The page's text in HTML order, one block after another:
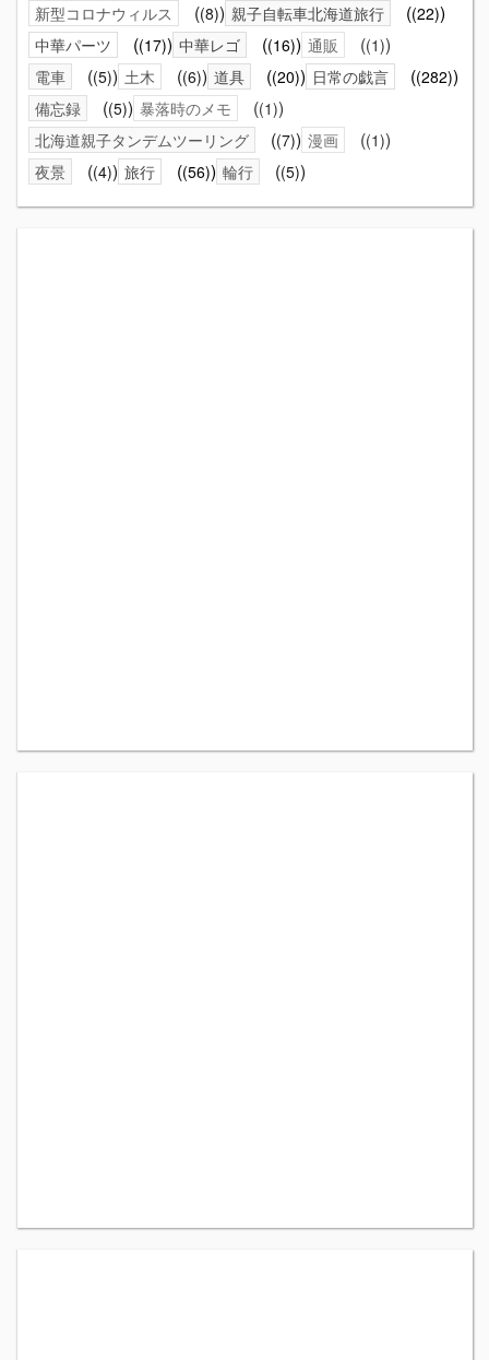
新型コロナウィルス
(8) 親子自転車北海道旅行
(22)
中華パーツ
(17) 中華レゴ (16) 通販
(1)
電車
(5) 土木 (6) 道具 (20) 日常の戯言
(282)
備忘録
(5) 暴落時のメモ
(1)
北海道親子タンデムツーリング
(7) 漫画
(1)
夜景
(4) 旅行 (56) 輪行 (5)